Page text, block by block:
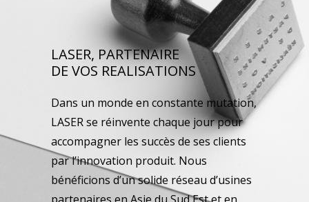
LASER, PARTENAIRE
DE VOS REALISATIONS
Dans un monde en constante mutation,
LASER se réinvente chaque jour pour
accompagner les succès de ses clients
par l’innovation produit. Nous
bénéficions d’un solide réseau d’usines